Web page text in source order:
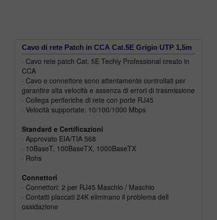
Cavo di rete Patch in CCA Cat.5E Grigio UTP 1,5m
· Cavo rete patch Cat. 5E Techly Professional creato in
CCA
· Cavo e connettore sono attentamente controllati per
garantire alta velocità e assenza di errori di trasmissione
· Collega periferiche di rete con porte RJ45
· Velocità supportate: 10/100/1000 Mbps
Standard e Certificazioni
· Approvato EIA/TIA 568
· 10BaseT, 100BaseTX, 1000BaseTX
· Rohs
Connettori
· Connettori: 2 per RJ45 Maschio / Maschio
· Contatti placcati 24K eliminano il problema dell
ossidazione